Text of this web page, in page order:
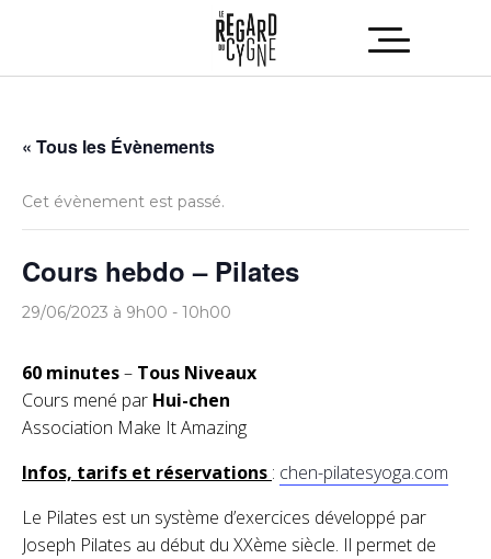
« Tous les Évènements
Cet évènement est passé.
Cours hebdo – Pilates
29/06/2023 à 9h00 - 10h00
60 minutes– Tous Niveaux
Cours mené par Hui-chen
Association Make It Amazing
Infos, tarifs et réservations : chen-pilatesyoga.com
Le Pilates est un système d’exercices développé par
Joseph Pilates au début du XXème siècle. Il permet de